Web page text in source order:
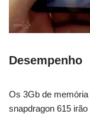
Desempenho
Os 3Gb de
snapdragon 615